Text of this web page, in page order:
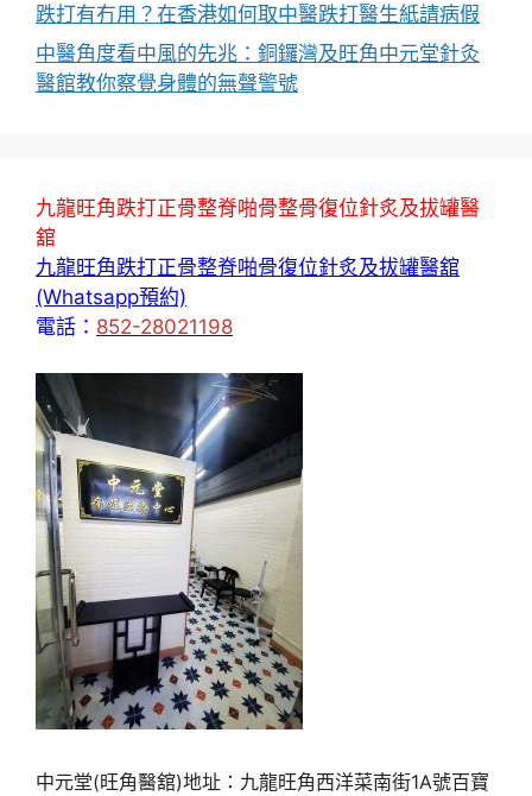
跌打有冇用？在香港如何取中醫跌打醫生紙請病假
中醫角度看中風的先兆：銅鑼灣及旺角中元堂針灸
醫館教你察覺身體的無聲警號
九龍旺角跌打正骨整脊啪骨整骨復位針炙及拔罐醫
舘
九龍旺角跌打正骨整脊啪骨復位針炙及拔罐醫舘
(Whatsapp預約)
電話： 852-28021198
中元堂(旺角醫舘)地址：九龍旺角西洋菜南街1A號百寶